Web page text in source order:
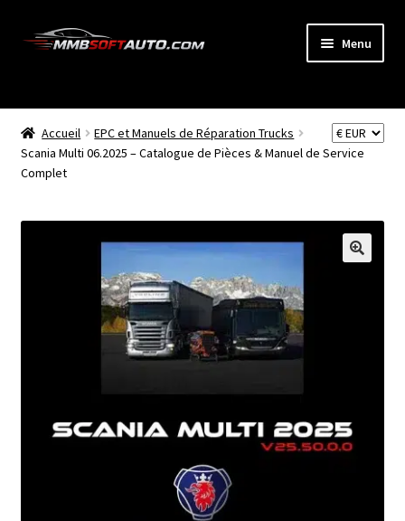
Aller
Aller
Menu
BOUTIQUE
Ouvrir
le
CODE RADIO
MON COMPTE
Accueil
EPC et Manuels de Réparation Trucks
Scania Multi 06.2025 – Catalogue de Pièces & Manuel de Service
Complet